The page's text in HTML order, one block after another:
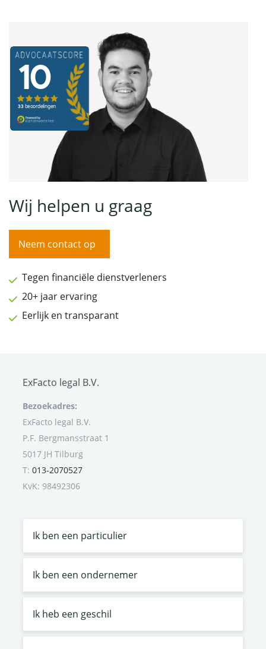
Wij helpen u graag
Neem contact op
Tegen financiële dienstverleners
20+ jaar ervaring
Eerlijk en transparant
ExFacto legal B.V.
Bezoekadres:
ExFacto legal B.V.
P.F. Bergmansstraat 1
5017 JH Tilburg
T: 013-2070527
KvK: 98492306
Ik ben een particulier
Ik ben een ondernemer
Ik heb een geschil